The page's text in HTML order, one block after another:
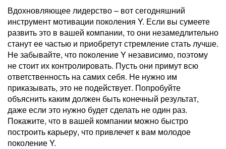
Вдохновляющее лидерство – вот сегодняшний
инструмент мотивации поколения Y. Если вы сумеете
развить это в вашей компании, то они незамедлительно
станут ее частью и приобретут стремление стать лучше.
Не забывайте, что поколение Y независимо, поэтому
не стоит их контролировать. Пусть они примут всю
ответственность на самих себя. Не нужно им
приказывать, это не подействует. Попробуйте
объяснить каким должен быть конечный результат,
даже если это нужно будет сделать не один раз.
Покажите, что в вашей компании можно быстро
построить карьеру, что привлечет к вам молодое
поколение Y.